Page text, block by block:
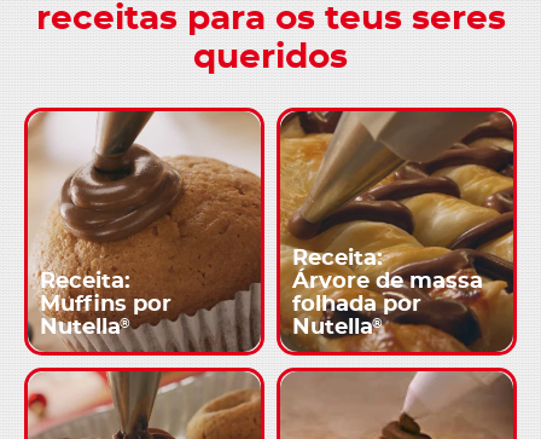
receitas para os teus seres
queridos
Receita:
Muffins por
Nutella®
Receita:
Árvore de massa
folhada por
Nutella®